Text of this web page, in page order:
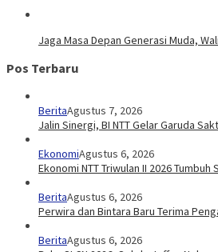
Jaga Masa Depan Generasi Muda,
Pos Terbaru
BeritaAgustus 7, 2026
Jalin Sinergi, BI NTT Gelar Garuda
EkonomiAgustus 6, 2026
Ekonomi NTT Triwulan II 2026
BeritaAgustus 6, 2026
Perwira dan Bintara Baru Terima
BeritaAgustus 6, 2026